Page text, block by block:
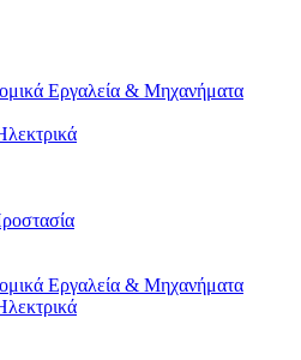
Εργαλεία & Μηχανήματα
Εργαλεία & Μηχανήματα